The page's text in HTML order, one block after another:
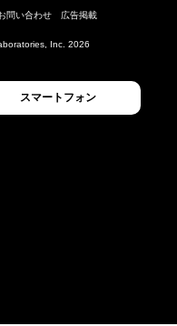
問い合わせ 広告掲載
Inc. 2026
スマートフォン